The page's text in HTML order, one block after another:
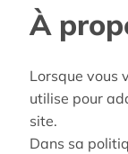
À
Lorsque vous
utilise pour
site.
Dans sa